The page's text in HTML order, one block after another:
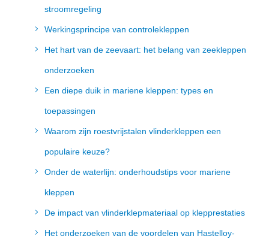
stroomregeling
Werkingsprincipe van controlekleppen
Het hart van de zeevaart: het belang van zeekleppen
onderzoeken
Een diepe duik in mariene kleppen: types en
toepassingen
Waarom zijn roestvrijstalen vlinderkleppen een
populaire keuze?
Onder de waterlijn: onderhoudstips voor mariene
kleppen
De impact van vlinderklepmateriaal op klepprestaties
Het onderzoeken van de voordelen van Hastelloy-